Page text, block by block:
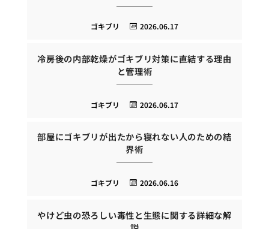
2026.06.17
ゴキブリ
冷房後の内部乾燥がゴキブリ対策に直結する理由
と管理術
2026.06.17
ゴキブリ
部屋にゴキブリが出たから寝れない人のための結
界術
2026.06.16
ゴキブリ
やけど虫の恐ろしい毒性と生態に関する詳細な解